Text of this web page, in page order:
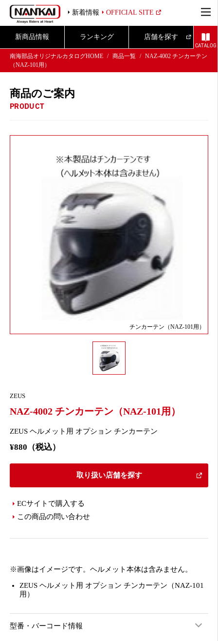
新着情報 OFFICIAL SITE
新商品情報 ランキング 店舗を探す
CATALOG
南海部品オリジナルカタログHOME
商品一覧
NAZ-4002 チンカーテン
（NAZ-101用）
商品のご案内
PRODUCT
チンカーテン（NAZ-101用）
ZEUS
NAZ-4002 チンカーテン（NAZ-101用）
ZEUS ヘルメット用 オプション チンカーテン
¥880（税込）
取り扱い店舗を探す
ECサイトで購入する
この商品の問い合わせ
※画像はイメージです。ヘルメット本体は含みません。
ZEUS ヘルメット用 オプション チンカーテン（NAZ-101
用）
型番・バーコード情報